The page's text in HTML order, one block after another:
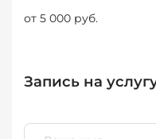
от 5 000 руб.
Запись на